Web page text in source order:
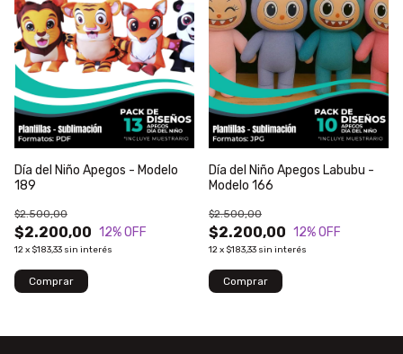
Día del Niño Apegos - Modelo
189
$2.200,00
$2.500,00
12% OFF
12x $183,33 sin interés
Día del Niño Apegos Labubu -
Modelo 166
$2.200,00
$2.500,00
12% OFF
12x $183,33 sin interés